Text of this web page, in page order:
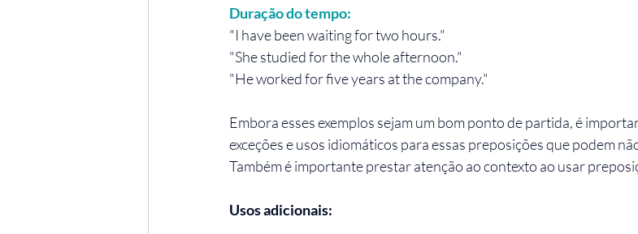
Duração do tempo:
"I have been waiting for two hours."
"She studied for the whole afternoon."
"He worked for five years at the company."
Embora esses exemplos sejam um bom ponto de partida, é
exceções e usos idiomáticos para essas preposições que podem
Também é importante prestar atenção ao contexto ao usar
Usos adicionais: